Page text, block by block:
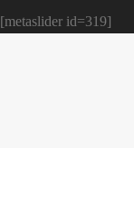
[metaslider id=319]